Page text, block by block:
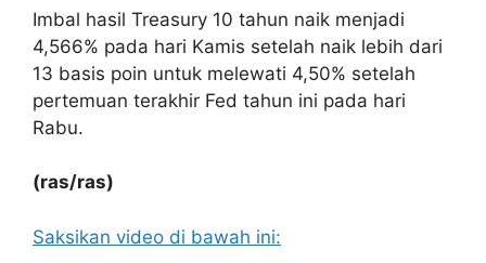
Imbal hasil Treasury 10 tahun naik menjadi
4,566% pada hari Kamis setelah naik lebih dari
13 basis poin untuk melewati 4,50% setelah
pertemuan terakhir Fed tahun ini pada hari
Rabu.
(ras/ras)
Saksikan video di bawah ini: